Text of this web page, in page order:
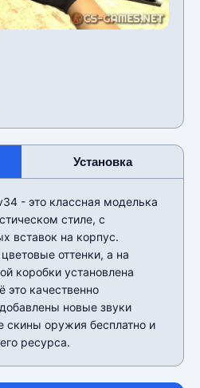
Установка
- это классная моделька
стиле, с
вставок на корпус.
оттенки, а на
коробки установлена
это качественно
новые звуки
скины оружия бесплатно и
ресурса.